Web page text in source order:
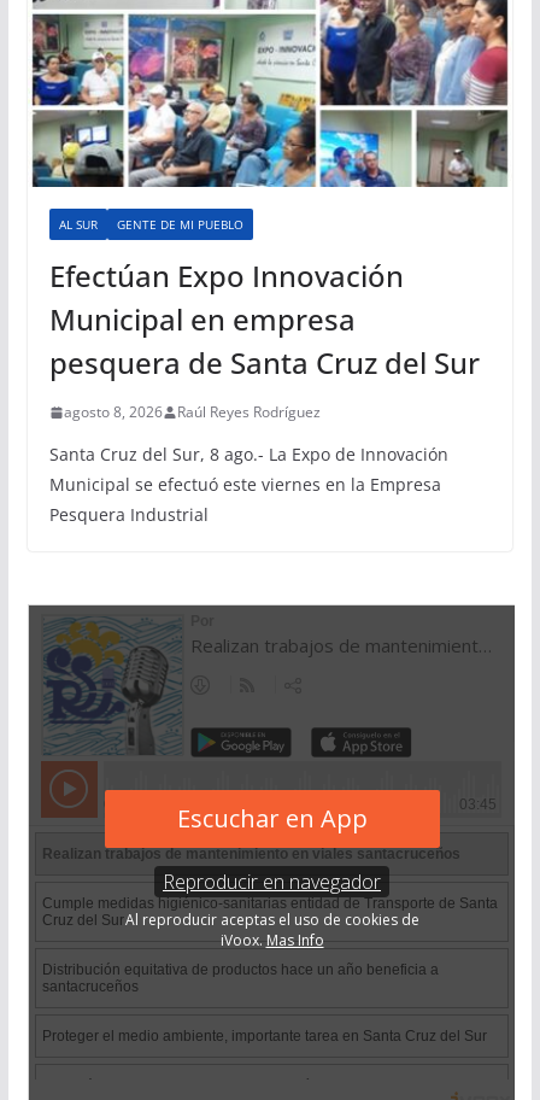
AL SUR GENTE DE MI PUEBLO
Efectúan Expo Innovación
Municipal en empresa
pesquera de Santa Cruz del Sur
agosto 8, 2026 Raúl Reyes Rodríguez
Santa Cruz del Sur, 8 ago.- La Expo de Innovación
Municipal se efectuó este viernes en la Empresa
Pesquera Industrial